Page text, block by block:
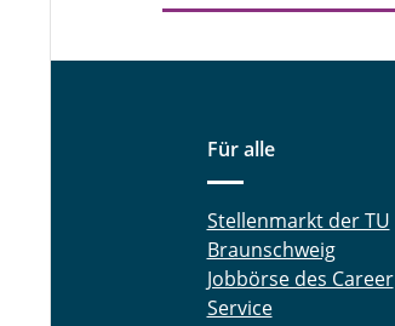
Für alle
Stellenmarkt der TU
Braunschweig
Jobbörse des Career
Service